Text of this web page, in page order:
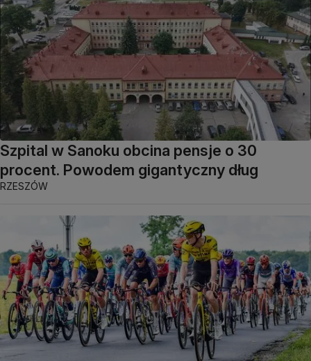
Szpital w Sanoku obcina pensje o 30
procent. Powodem gigantyczny dług
RZESZÓW